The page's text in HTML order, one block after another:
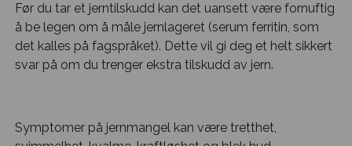
Før du tar et jerntilskudd kan det uansett være fornuftig
å be legen om å måle jernlageret (serum ferritin, som
det kalles på fagspråket). Dette vil gi deg et helt sikkert
svar på om du trenger ekstra tilskudd av jern.
Symptomer på jernmangel kan være tretthet,